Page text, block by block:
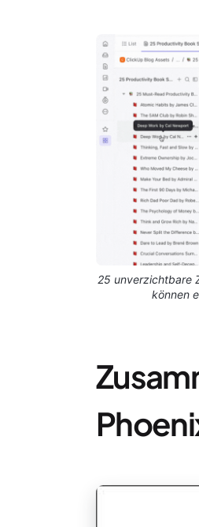
25 unverzichtbare
können